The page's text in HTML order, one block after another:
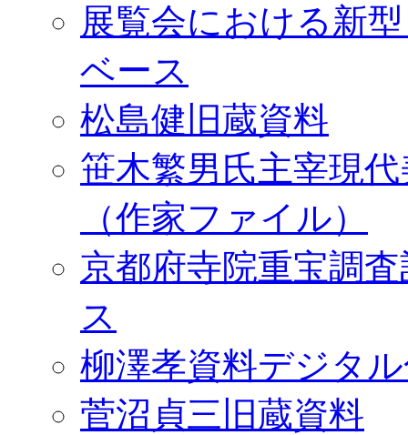
展覧会における新
ベース
松島健旧蔵資料
笹木繁男氏主宰現
（作家ファイル）
京都府寺院重宝調
ス
柳澤孝資料デジタ
菅沼貞三旧蔵資料